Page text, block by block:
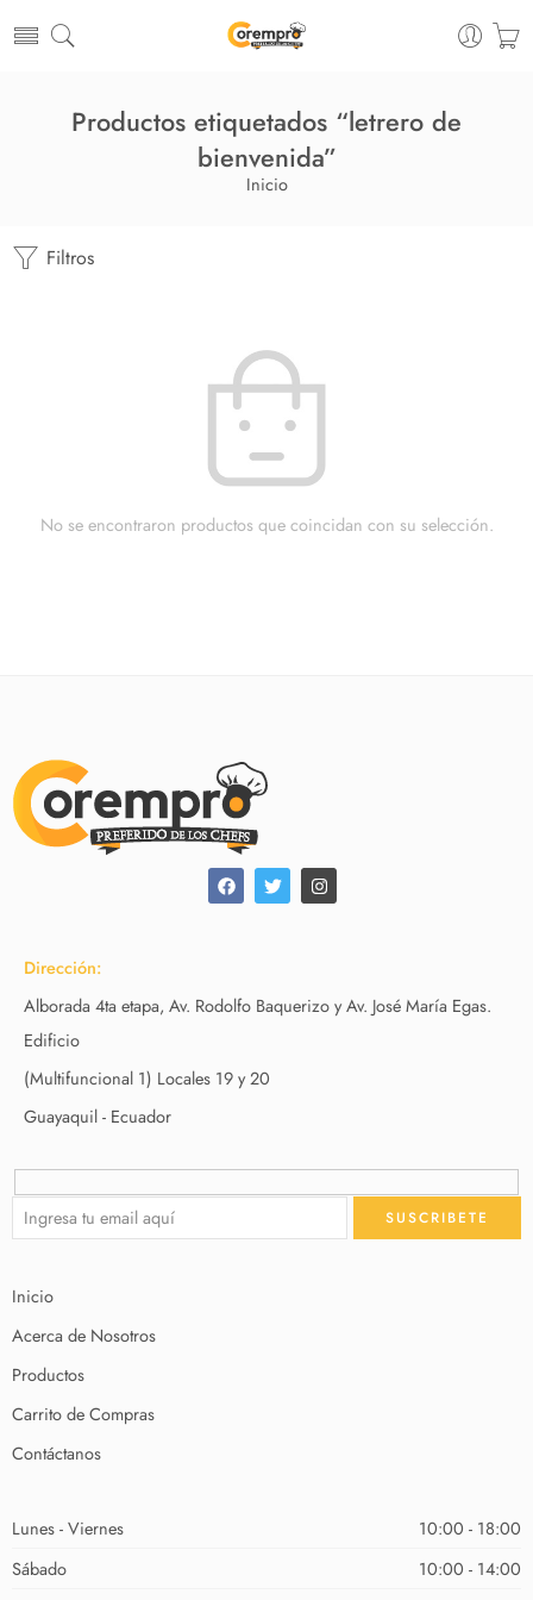
Productos etiquetados “letrero de
bienvenida”
Inicio
Filtros
No se encontraron productos que coincidan con su selección.
Dirección:
Alborada 4ta etapa, Av. Rodolfo Baquerizo y Av. José María Egas.
Edificio
(Multifuncional 1) Locales 19 y 20
Guayaquil - Ecuador
Inicio
Acerca de Nosotros
Productos
Carrito de Compras
Contáctanos
Lunes - Viernes
10:00 - 18:00
Sábado
10:00 - 14:00